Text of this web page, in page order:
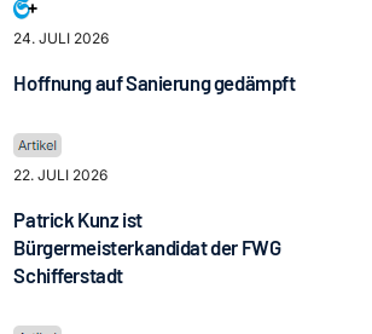
24. JULI 2026
Hoffnung auf Sanierung gedämpft
22. JULI 2026
Patrick Kunz ist
Bürgermeisterkandidat der FWG
Schifferstadt